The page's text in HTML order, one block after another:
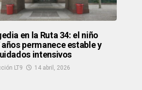
en la Ruta 34: el niño
años permanece estable y
intensivos
LT9 14 abril, 2026